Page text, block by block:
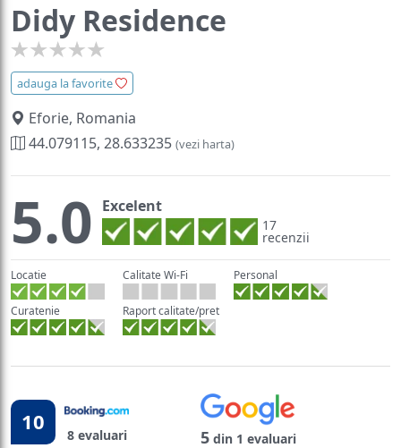
Didy Residence
adauga la favorite
Eforie, Romania
44.079115, 28.633235 (vezi harta)
5.0 Excelent
17
recenzii
Locatie Calitate Wi-Fi Personal
Curatenie Raport calitate/pret
10 8 evaluari 5 din 1 evaluari